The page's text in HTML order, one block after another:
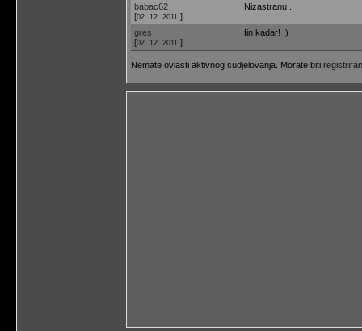
babac62
[02. 12. 2011. ]
Nizastranu...
gres
[02. 12. 2011. ]
fin kadar! :)
Nemate ovlasti aktivnog sudjelovanja. Morate biti